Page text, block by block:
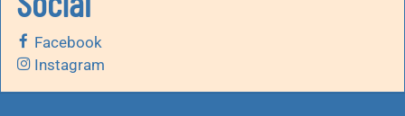
Facebook
Instagram